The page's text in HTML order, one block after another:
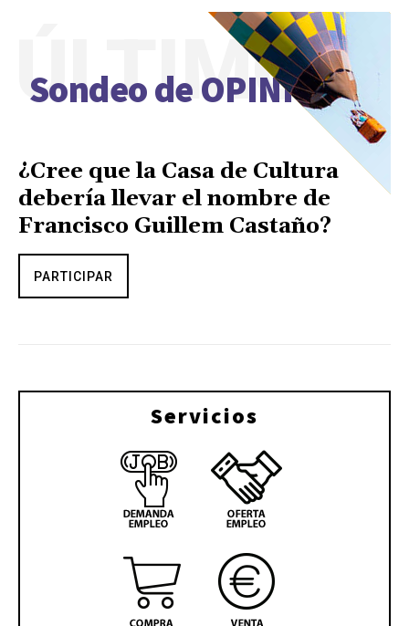
Sondeo de OPINIÓN
ÚLTIMO
¿Cree que la Casa de Cultura
debería llevar el nombre de
Francisco Guillem Castaño?
PARTICIPAR
Servicios